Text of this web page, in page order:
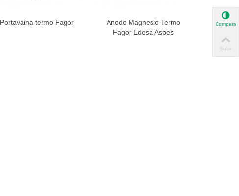
Vista rápida
Portavaina termo Fagor Vista rápida
Anodo Magnesio Termo
Fagor Edesa Aspes
Comparar
Subir